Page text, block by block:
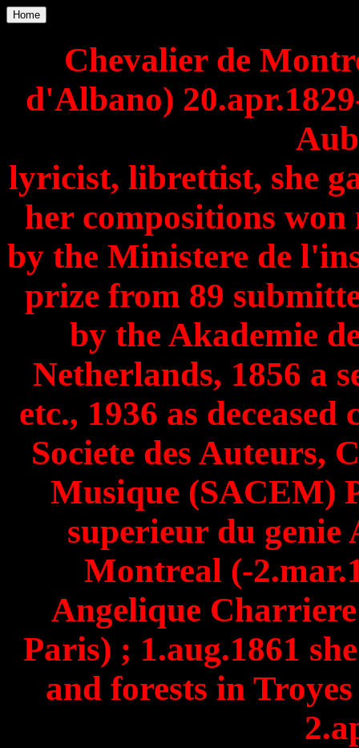
Home
Chevalier de
d'Albano)
lyricist, librettist, she
her compositions
by the Ministere de
prize from 89
by the Akademie
Netherlands, 1856 a
etc., 1936 as
Societe des Auteurs,
Musique (SACEM)
superieur du genie
Montreal (-
Angelique
Paris) ; 1.aug.1861
and forests in